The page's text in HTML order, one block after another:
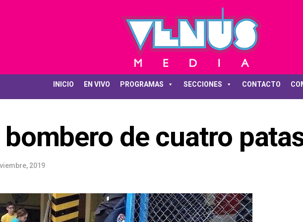
INICIO EN VIVO PROGRAMAS SECCIONES CONTACTO
bombero de cuatro
2019